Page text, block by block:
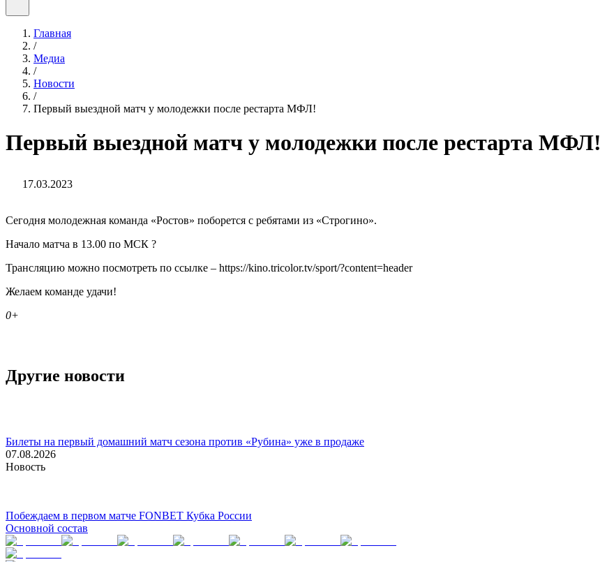
Главная
/
Медиа
/
Новости
/
Первый выездной матч у молодежки после рестарта МФЛ!
Первый выездной матч у молодежки после рестарта МФЛ!
17.03.2023
Сегодня молодежная команда «Ростов» поборется с ребятами из «Строгино».
Начало матча в 13.00 по МСК ?
Трансляцию можно посмотреть по ссылке – https://kino.tricolor.tv/sport/?content=header
Желаем команде удачи!
0+
Другие новости
Билеты на первый домашний матч сезона против «Рубина» уже в продаже
07.08.2026
Новость
Побеждаем в первом матче FONBET Кубка России
Основной состав